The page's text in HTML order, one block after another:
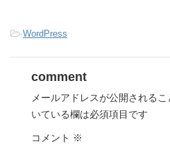
-WordPress
comment
メールアドレスが公開されるこ
いている欄は必須項目です
コメント ※